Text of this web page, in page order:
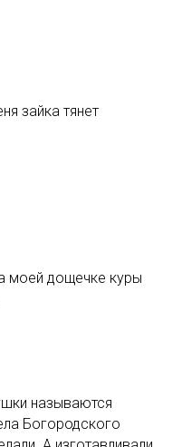
зайка тянет
моей дощечке куры
называются
Богородского